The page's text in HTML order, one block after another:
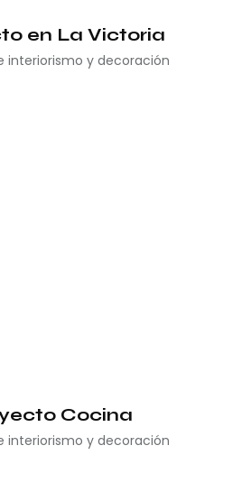
en La Victoria
interiorismo y decoración
Cocina
interiorismo y decoración